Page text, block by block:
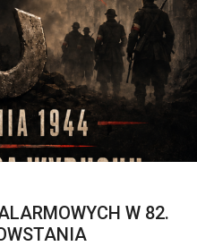
W 82.